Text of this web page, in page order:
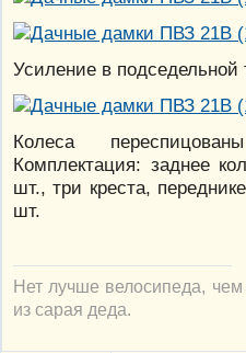
Усиление в подседельной
Колеса
Комплектация: заднее
шт., три креста,
шт.
Нет лучше велосипеда, чем
из сарая деда.